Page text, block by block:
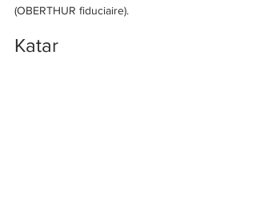
(OBERTHUR fiduciaire).
Katar